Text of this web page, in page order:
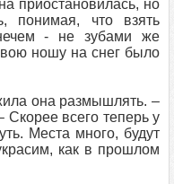
приостановилась, но
понимая, что взять
- не зубами же
ношу на снег было
она размышлять. –
всего теперь у
Места много, будут
как в прошлом